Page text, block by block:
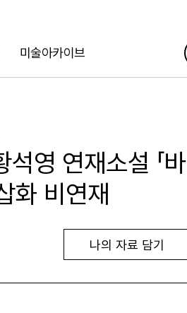
미술아카이브
영 연재소설 「바
화 비연재
나의 자료 담기